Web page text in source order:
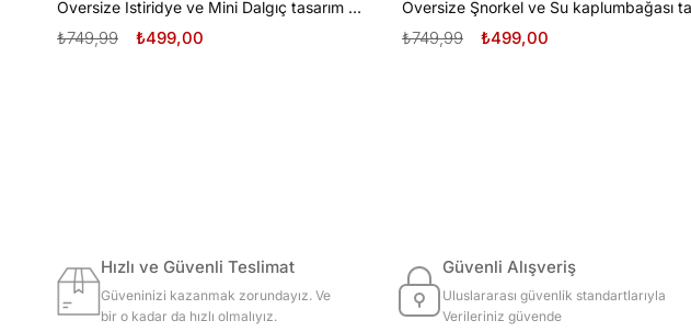
Oversize İstiridye ve Mini Dalgıç tasarım unisex T-shirt
₺499,00
₺749,99 ₺499,00
₺749,99
Hızlı ve Güvenli Teslimat
Güveninizi kazanmak zorundayız. Ve
bir o kadar da hızlı olmalıyız.
Güvenli Alışveriş
Uluslararası güvenlik standartlarıyla
Verileriniz güvende